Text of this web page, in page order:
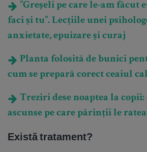
”Greșeli pe care le-am făcut
faci și tu”. Lecțiile unei
anxietate, epuizare și curaj
Planta folosită de bunici
cum se prepară corect ceaiul
Treziri dese noaptea la copii:
ascunse pe care părinții le
Există tratament?